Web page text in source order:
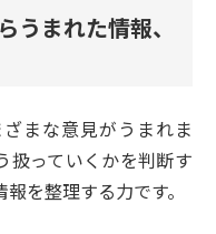
うまれた情報、
まな意見がうまれま
扱っていくかを判断す
を整理する力です。